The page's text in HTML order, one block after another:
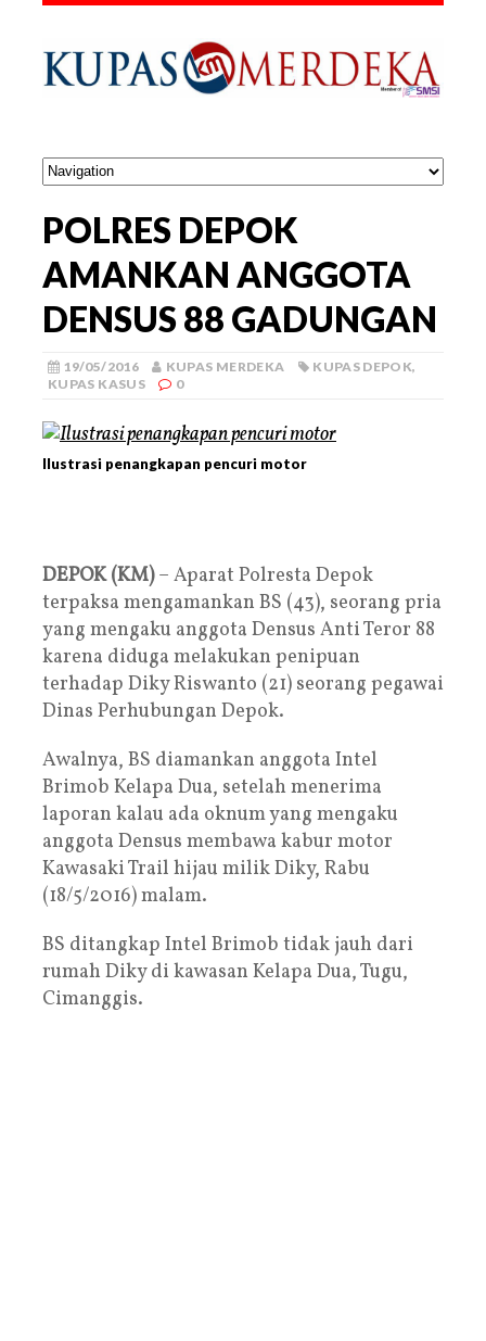
POLRES DEPOK
AMANKAN ANGGOTA
DENSUS 88 GADUNGAN
19/05/2016 KUPAS MERDEKA KUPAS DEPOK,
KUPAS KASUS
0
Ilustrasi penangkapan pencuri motor
DEPOK (KM)– Aparat Polresta Depok
terpaksa mengamankan BS (43), seorang pria
yang mengaku anggota Densus Anti Teror 88
karena diduga melakukan penipuan
terhadap Diky Riswanto (21) seorang pegawai
Dinas Perhubungan Depok.
Awalnya, BS diamankan anggota Intel
Brimob Kelapa Dua, setelah menerima
laporan kalau ada oknum yang mengaku
anggota Densus membawa kabur motor
Kawasaki Trail hijau milik Diky, Rabu
(18/5/2016) malam.
BS ditangkap Intel Brimob tidak jauh dari
rumah Diky di kawasan Kelapa Dua, Tugu,
Cimanggis.